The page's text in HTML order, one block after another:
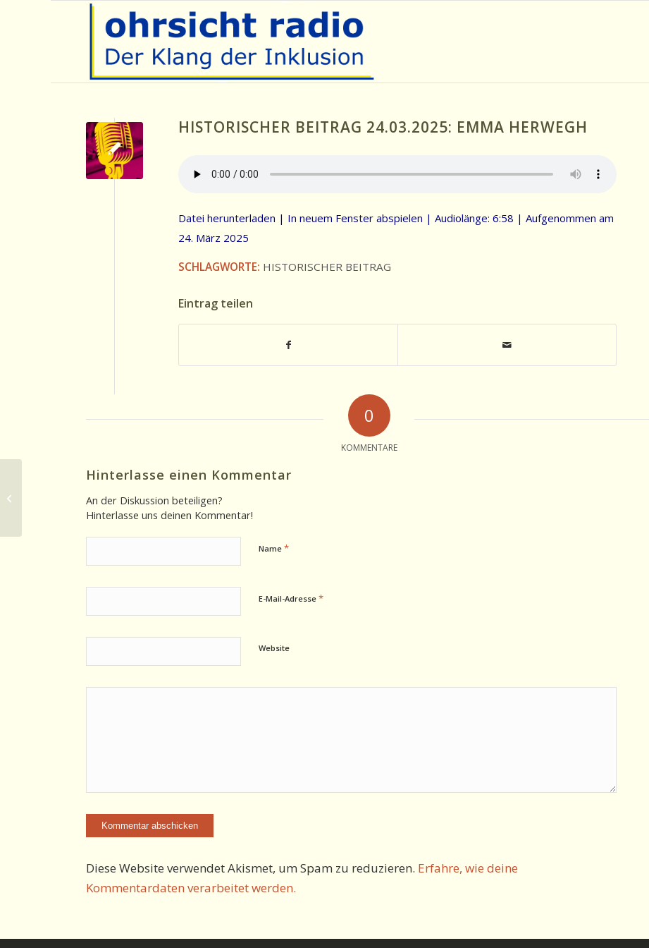
HISTORISCHER BEITRAG 24.03.2025: EMMA HERWEGH
Datei herunterladen | In neuem Fenster abspielen | Audiolänge: 6:58 | Aufgenommen am
24. März 2025
SCHLAGWORTE: HISTORISCHER BEITRAG
Eintrag teilen
0
KOMMENTARE
Hinterlasse einen Kommentar
An der Diskussion beteiligen?
Hinterlasse uns deinen Kommentar!
Name *
E-Mail-Adresse *
Website
Diese Website verwendet Akismet, um Spam zu reduzieren. Erfahre, wie deine
Kommentardaten verarbeitet werden.